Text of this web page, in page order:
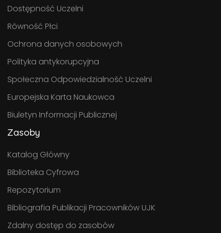
Dostępność Uczelni
Równość Płci
Ochrona danych osobowych
Polityka antykorupcyjna
Społeczna Odpowiedzialność Uczelni
Europejska Karta Naukowca
Biuletyn Informacji Publicznej
Zasoby
Katalog Główny
Biblioteka Cyfrowa
Repozytorium
Bibliografia Publikacji Pracowników UJK
Zdalny dostęp do zasobów